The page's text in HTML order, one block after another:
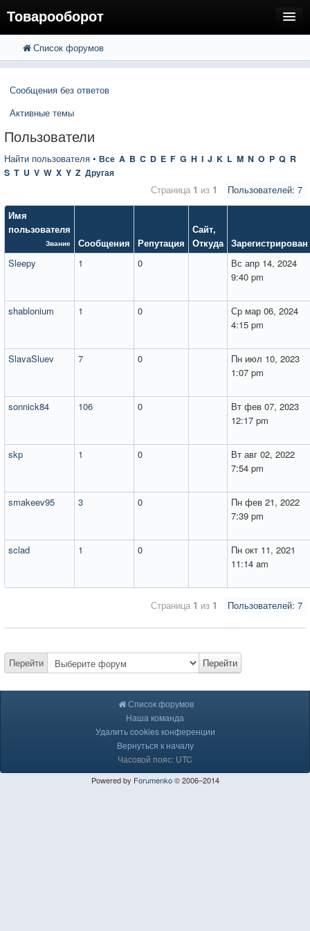
Товарооборот
FAQ
Вход
Расширенный поиск
Список форумов
Сообщения без ответов
Активные темы
Пользователи
Найти пользователя • Все A B C D E F G H I J K L M N O P Q R
S T U V W X Y Z Другая
Пользователей: 7
Страница 1 из 1
Имя
пользователя
Звание Сообщения Репутация
Сайт,
Откуда Зарегистрирован
Sleepy
1 0
Вс апр 14, 2024
9:40 pm
shablonium 1 0
Ср мар 06, 2024
4:15 pm
SlavaSluev 7 0
Пн июл 10, 2023
1:07 pm
sonnick84 106 0
Вт фев 07, 2023
12:17 pm
skp 1 0
Вт авг 02, 2022
7:54 pm
smakeev95 3 0
Пн фев 21, 2022
7:39 pm
sclad 1 0
Пн окт 11, 2021
11:14 am
Пользователей: 7
Страница 1 из 1
Перейти Перейти
Список форумов
Наша команда
Удалить cookies конференции
Вернуться к началу
Часовой пояс: UTC
Powered by Forumenko© 2006–2014